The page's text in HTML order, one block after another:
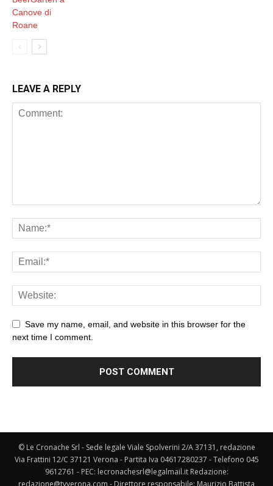
LEAVE A REPLY
Save my name, email, and website in this browser for the
next time I comment.
© Le Cronache Srl - Sede legale Viale Spolverini 2/A 37131, redazione
Via Frattini 12/C 37121 Verona - Partita Iva 04617280237 - Telefono 045
9612761 - PEC: lecronachesrl@legalmail.it Redazione:
redazione@tvverona.com - Direttore responsabile: Maurizio Battista